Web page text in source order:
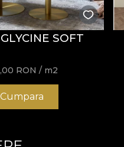
SOFT
RON / m2
Cumpara